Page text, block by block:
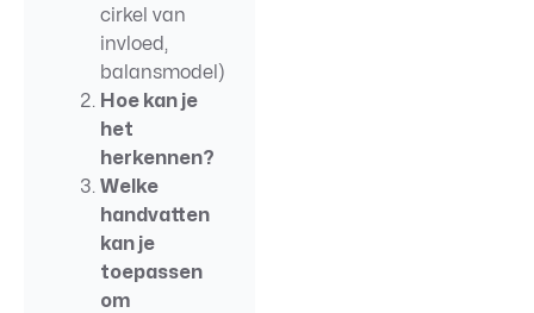
cirkel van
invloed,
balansmodel)
Hoe kan je
het
herkennen?
Welke
handvatten
kan je
toepassen
om